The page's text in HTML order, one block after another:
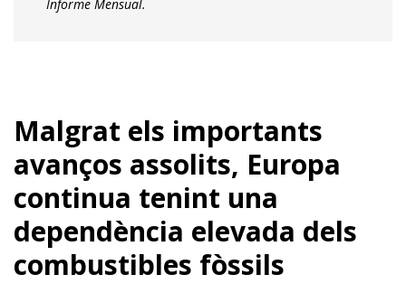
Informe Mensual.
Malgrat els importants
avanços assolits, Europa
continua tenint una
dependència elevada dels
combustibles fòssils